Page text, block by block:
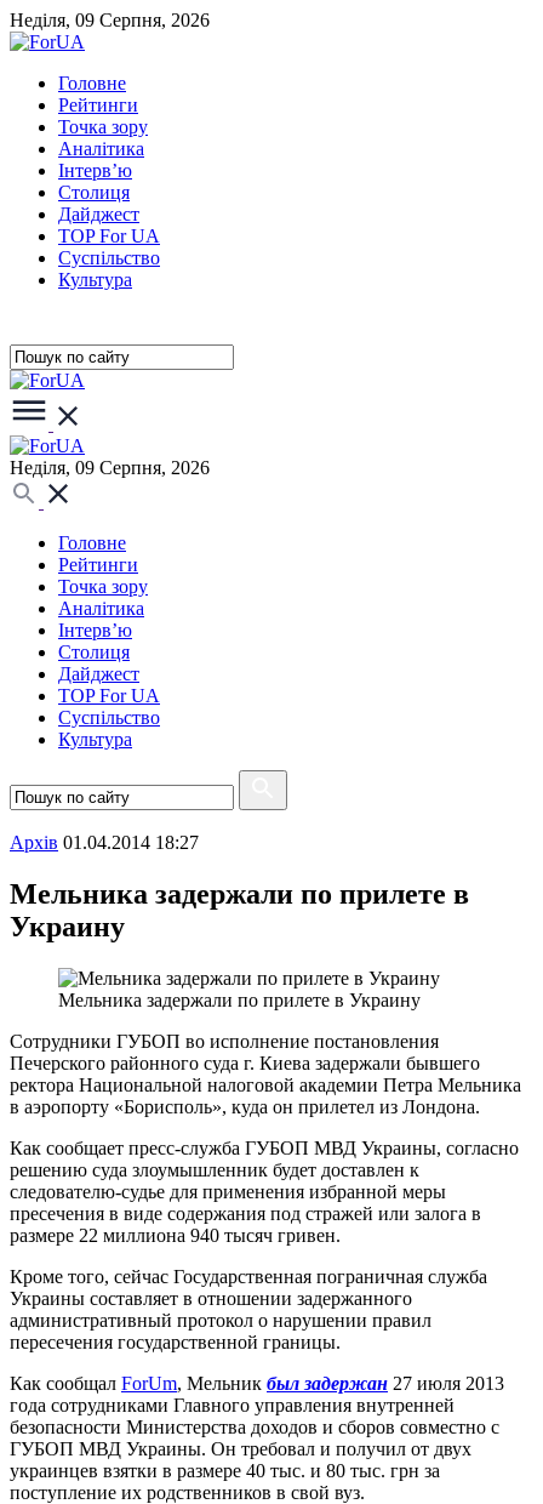
Неділя, 09 Серпня, 2026
Головне
Рейтинги
Точка зору
Аналітика
Інтерв’ю
Столиця
Дайджест
TOP For UA
Суспiльство
Культура
Неділя, 09 Серпня, 2026
Головне
Рейтинги
Точка зору
Аналітика
Інтерв’ю
Столиця
Дайджест
TOP For UA
Суспiльство
Культура
Архiв 01.04.2014 18:27
Мельника задержали по прилете в
Украину
Мельника задержали по прилете в Украину
Сотрудники ГУБОП во исполнение постановления
Печерского районного суда г. Киева задержали бывшего
ректора Национальной налоговой академии Петра Мельника
в аэропорту «Борисполь», куда он прилетел из Лондона.
Как сообщает пресс-служба ГУБОП МВД Украины, согласно
решению суда злоумышленник будет доставлен к
следователю-судье для применения избранной меры
пресечения в виде содержания под стражей или залога в
размере 22 миллиона 940 тысяч гривен.
Кроме того, сейчас Государственная пограничная служба
Украины составляет в отношении задержанного
административный протокол о нарушении правил
пересечения государственной границы.
Как сообщал ForUm, Мельник был задержан 27 июля 2013
года сотрудниками Главного управления внутренней
безопасности Министерства доходов и сборов совместно с
ГУБОП МВД Украины. Он требовал и получил от двух
украинцев взятки в размере 40 тыс. и 80 тыс. грн за
поступление их родственников в свой вуз.